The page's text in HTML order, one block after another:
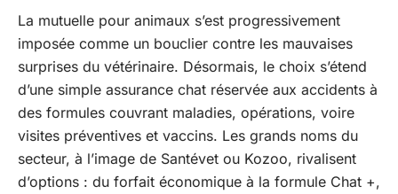
La mutuelle pour animaux s’est progressivement
imposée comme un bouclier contre les mauvaises
surprises du vétérinaire. Désormais, le choix s’étend
d’une simple assurance chat réservée aux accidents à
des formules couvrant maladies, opérations, voire
visites préventives et vaccins. Les grands noms du
secteur, à l’image de Santévet ou Kozoo, rivalisent
d’options : du forfait économique à la formule Chat +,